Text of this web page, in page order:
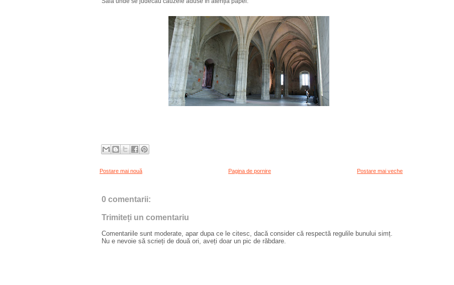
Postare mai nouă Postare mai veche
Pagina de pornire
0 comentarii:
Trimiteți un comentariu
Comentariile sunt moderate, apar dupa ce le citesc, dacă consider că respectă regulile bunului simț.
Nu e nevoie să scrieți de două ori, aveți doar un pic de răbdare.